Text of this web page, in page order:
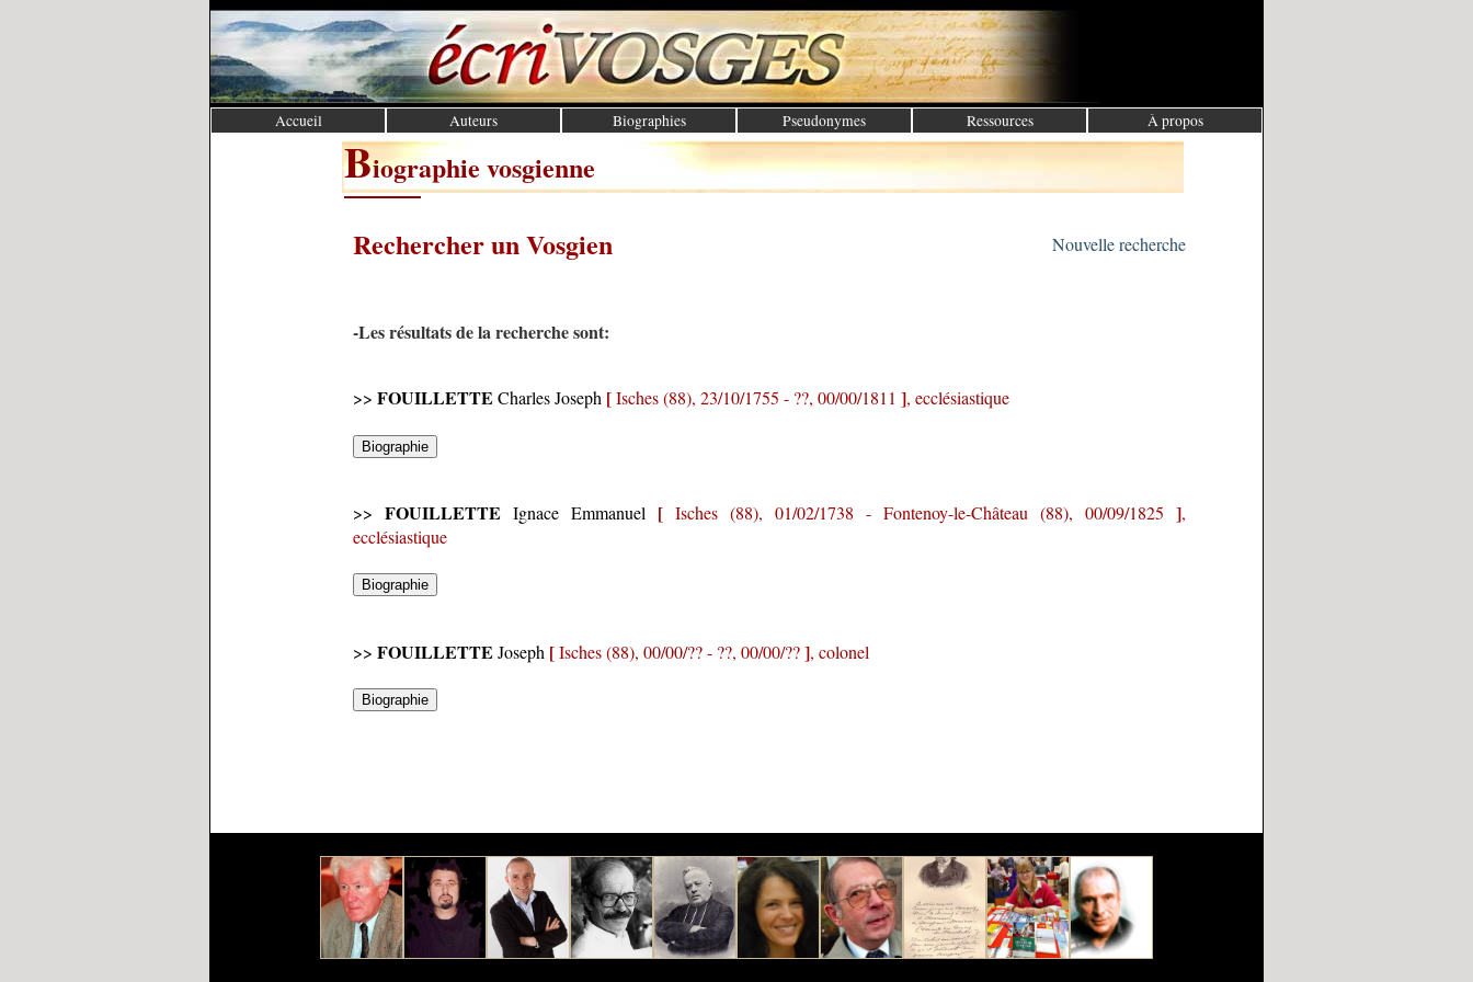
Accueil Auteurs Biographies Pseudonymes Ressources À propos
Biographie vosgienne
Rechercher un Vosgien
Nouvelle recherche
-Les résultats de la recherche sont:
>> FOUILLETTE Charles Joseph [Isches (88), 23/10/1755 - ??, 00/00/1811 ], ecclésiastique
>> FOUILLETTE Ignace Emmanuel [ Isches (88), 01/02/1738 - Fontenoy-le-Château (88), 00/09/1825 ],
ecclésiastique
>> FOUILLETTE Joseph [Isches (88), 00/00/?? - ??, 00/00/??], colonel